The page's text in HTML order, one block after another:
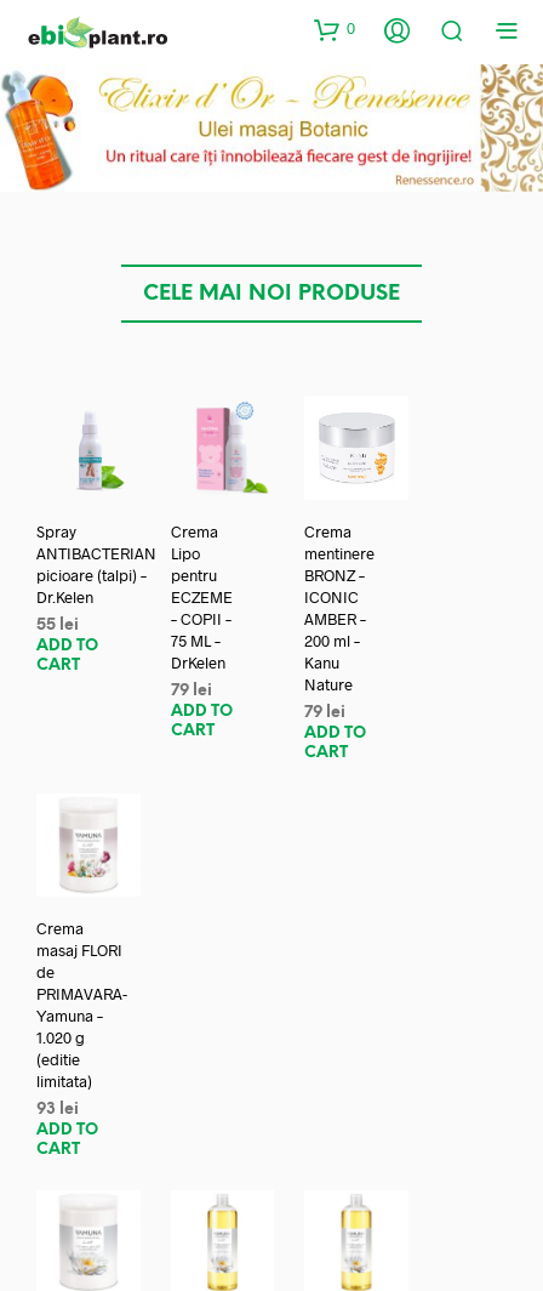
0
CELE MAI NOI PRODUSE
Spray
ANTIBACTERIAN
picioare (talpi) –
Dr.Kelen
55 lei
ADD TO
CART
Crema
Lipo
pentru
ECZEME
– COPII –
75 ML –
DrKelen
79 lei
ADD TO
CART
Crema
mentinere
BRONZ –
ICONIC
AMBER –
200 ml –
Kanu
Nature
79 lei
ADD TO
CART
Crema
masaj FLORI
de
PRIMAVARA-
Yamuna –
1.020 g
(editie
limitata)
93
lei
ADD TO
CART